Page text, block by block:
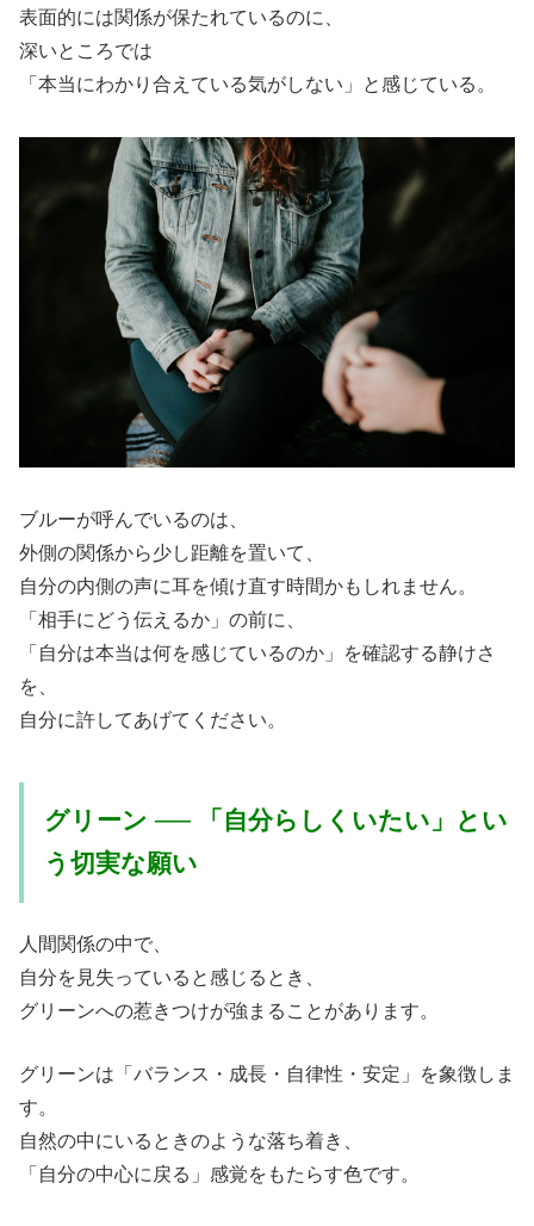
表面的には関係が保たれているのに、
深いところでは
「本当にわかり合えている気がしない」と感じている。
ブルーが呼んでいるのは、
外側の関係から少し距離を置いて、
自分の内側の声に耳を傾け直す時間かもしれません。
「相手にどう伝えるか」の前に、
「自分は本当は何を感じているのか」を確認する静けさ
を、
自分に許してあげてください。
グリーン ── 「自分らしくいたい」とい
う切実な願い
人間関係の中で、
自分を見失っていると感じるとき、
グリーンへの惹きつけが強まることがあります。
グリーンは「バランス・成長・自律性・安定」を象徴しま
す。
自然の中にいるときのような落ち着き、
「自分の中心に戻る」感覚をもたらす色です。